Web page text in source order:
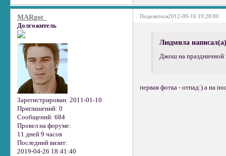
Поделиться2012-09-16 19:28:00
MARgot_
Долгожитель
Зарегистрирован: 2011-01-10
Приглашений: 0
Сообщений: 684
Провел на форуме:
11 дней 9 часов
Последний визит:
2019-04-26 18:41:40
Людмила
Джош на праздничной
первая фотка - отпад:) а на